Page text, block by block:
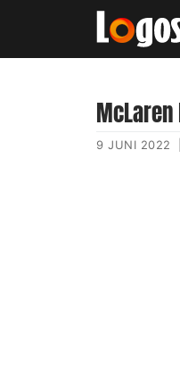
McLaren
9 JUNI 2022